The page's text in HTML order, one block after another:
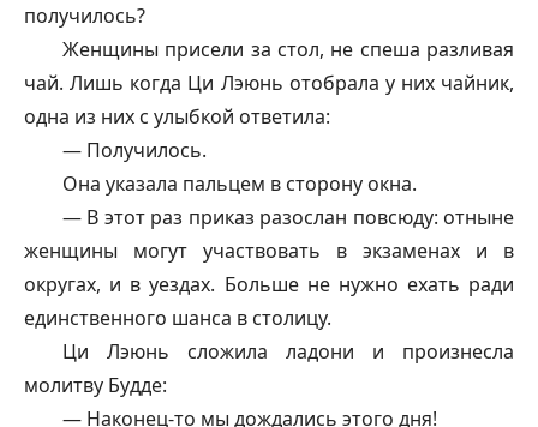
получилось?
Женщины присели за стол, не спеша разливая
чай. Лишь когда Ци Лэюнь отобрала у них чайник,
одна из них с улыбкой ответила:
— Получилось.
Она указала пальцем в сторону окна.
— В этот раз приказ разослан повсюду: отныне
женщины могут участвовать в экзаменах и в
округах, и в уездах. Больше не нужно ехать ради
единственного шанса в столицу.
Ци Лэюнь сложила ладони и произнесла
молитву Будде:
— Наконец-то мы дождались этого дня!